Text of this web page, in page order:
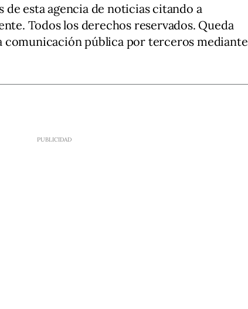
esta agencia de noticias citando a
Todos los derechos reservados. Queda
pública por terceros mediante